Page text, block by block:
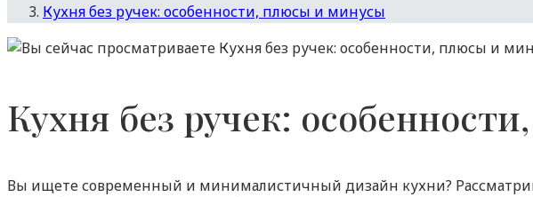
Кухня без ручек: особенности, плюсы и минусы
Кухня без ручек:
Вы ищете современный и минималистичный дизайн кухни?